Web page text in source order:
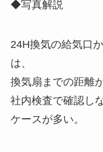
◆写真解説
24H換気の給気口
は、
換気扇までの距離
社内検査で確認し
ケースが多い。